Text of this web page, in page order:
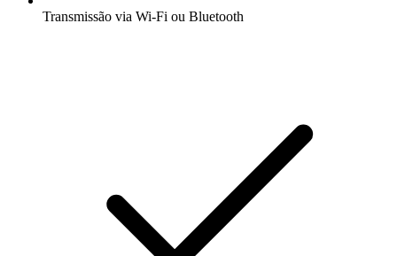
Transmissão via Wi-Fi ou Bluetooth